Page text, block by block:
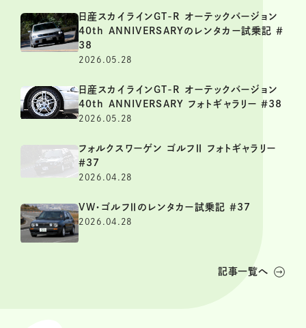
日産スカイラインGT-R オーテックバージョン
40th ANNIVERSARYのレンタカー試乗記 ＃
38
2026.05.28
日産スカイラインGT-R オーテックバージョン
40th ANNIVERSARY フォトギャラリー ＃38
2026.05.28
フォルクスワーゲン ゴルフⅡ フォトギャラリー
＃37
2026.04.28
VW・ゴルフⅡのレンタカー試乗記 ＃37
2026.04.28
記事一覧へ